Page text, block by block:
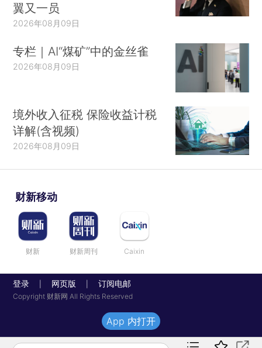
翼又一员
2026年08月09日
专栏｜AI“煤矿”中的金丝雀
2026年08月09日
境外收入征税 保险收益计税
详解(含视频)
2026年08月09日
财新移动
财新 财新周刊 Caixin
登录 网页版 订阅电邮
Copyright 财新网 All Rights Reserved
App 内打开